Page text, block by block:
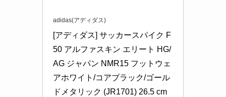
adidas(アディダス)
[アディダス] サッカースパイク F
50 アルファスキン エリート HG/
AG ジャパン NMR15 フットウェ
アホワイト/コアブラック/ゴール
ドメタリック (JR1701) 26.5 cm